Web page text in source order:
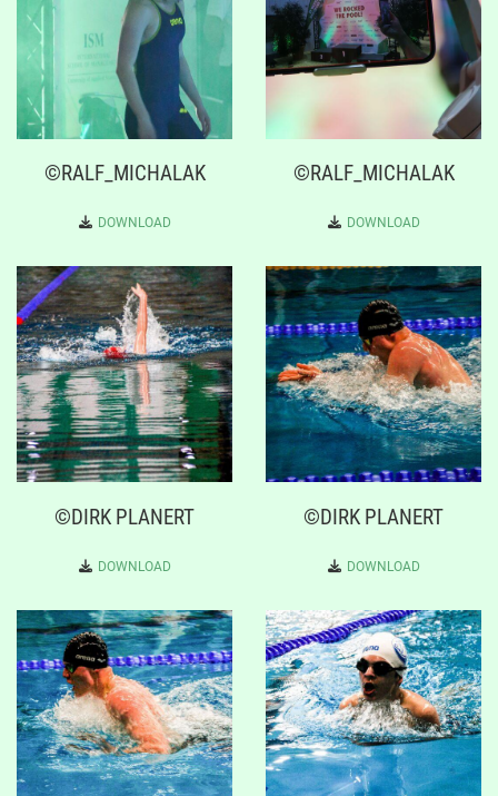
©RALF_MICHALAK
DOWNLOAD
©RALF_MICHALAK
DOWNLOAD
©DIRK PLANERT
DOWNLOAD
©DIRK PLANERT
DOWNLOAD